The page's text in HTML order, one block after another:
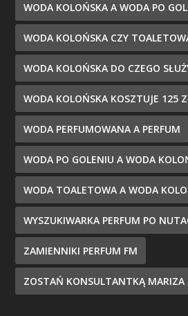
WODA KOLOŃSKA A WODA PO
WODA KOLOŃSKA CZY
WODA KOLOŃSKA DO CZEGO
WODA KOLOŃSKA KOSZTUJE 125
WODA PERFUMOWANA A PERFUM
WODA PO GOLENIU A WODA
WODA TOALETOWA A WODA
WYSZUKIWARKA PERFUM PO
ZAMIENNIKI PERFUM FM
ZOSTAŃ KONSULTANTKĄ MARIZA